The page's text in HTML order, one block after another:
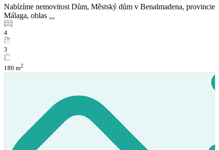
Nabízíme nemovitost Dům, Městský dům v Benalmadena, provincie
Málaga, oblas ...
4
3
180 m2